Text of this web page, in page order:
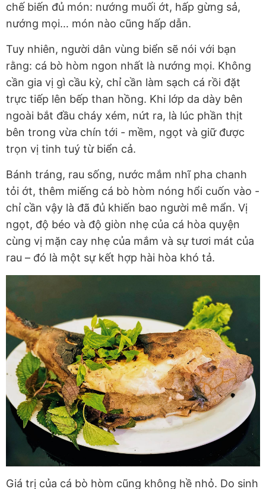
chế biến đủ món: nướng muối ớt, hấp gừng sả,
nướng mọi… món nào cũng hấp dẫn.
Tuy nhiên, người dân vùng biển sẽ nói với bạn
rằng: cá bò hòm ngon nhất là nướng mọi. Không
cần gia vị gì cầu kỳ, chỉ cần làm sạch cá rồi đặt
trực tiếp lên bếp than hồng. Khi lớp da dày bên
ngoài bắt đầu cháy xém, nứt ra, là lúc phần thịt
bên trong vừa chín tới - mềm, ngọt và giữ được
trọn vị tinh tuý từ biển cả.
Bánh tráng, rau sống, nước mắm nhĩ pha chanh
tỏi ớt, thêm miếng cá bò hòm nóng hổi cuốn vào -
chỉ cần vậy là đã đủ khiến bao người mê mẩn. Vị
ngọt, độ béo và độ giòn nhẹ của cá hòa quyện
cùng vị mặn cay nhẹ của mắm và sự tươi mát của
rau – đó là một sự kết hợp hài hòa khó tả.
Giá trị của cá bò hòm cũng không hề nhỏ. Do sinh